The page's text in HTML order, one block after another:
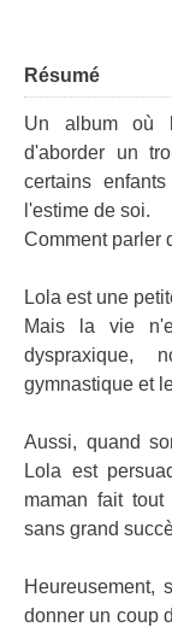
Résumé
Un album où
d'aborder un
certains
l'estime de soi.
Comment parler
Lola est une
Mais la vie
dyspraxique,
gymnastique et
Aussi, quand
Lola est
maman fait
sans grand
Heureusement,
donner un coup